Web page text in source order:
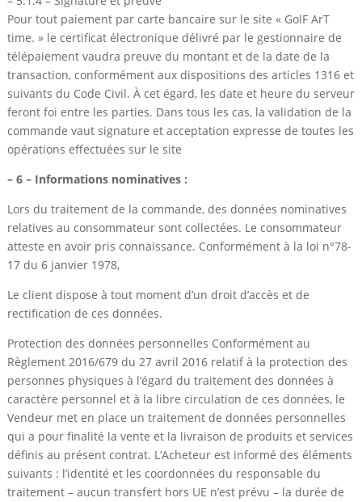
Pour tout paiement par carte bancaire sur le site « GolF ArT
time. » le certificat électronique délivré par le gestionnaire de
télépaiement vaudra preuve du montant et de la date de la
transaction, conformément aux dispositions des articles 1316 et
suivants du Code Civil. À cet égard, les date et heure du serveur
feront foi entre les parties. Dans tous les cas, la validation de la
commande vaut signature et acceptation expresse de toutes les
opérations effectuées sur le site
– 6 – Informations nominatives :
Lors du traitement de la commande, des données nominatives
relatives au consommateur sont collectées. Le consommateur
atteste en avoir pris connaissance. Conformément à la loi n°78-
17 du 6 janvier 1978,
Le client dispose à tout moment d’un droit d’accès et de
rectification de ces données.
Protection des données personnelles Conformément au
Règlement 2016/679 du 27 avril 2016 relatif à la protection des
personnes physiques à l’égard du traitement des données à
caractère personnel et à la libre circulation de ces données, le
Vendeur met en place un traitement de données personnelles
qui a pour finalité la vente et la livraison de produits et services
définis au présent contrat. L’Acheteur est informé des éléments
suivants : l’identité et les coordonnées du responsable du
traitement – aucun transfert hors UE n’est prévu – la durée de